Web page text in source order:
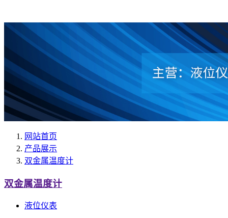
网站首页
产品展示
双金属温度计
双金属温度计
液位仪表